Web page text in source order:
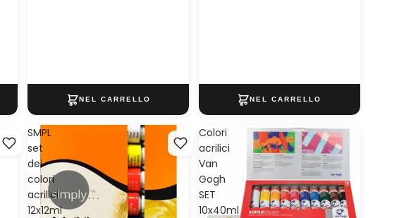
SMPL
set
dei
colori
acrilici
12x12ml
Colori
acrilici
Van
Gogh
SET
10x40ml